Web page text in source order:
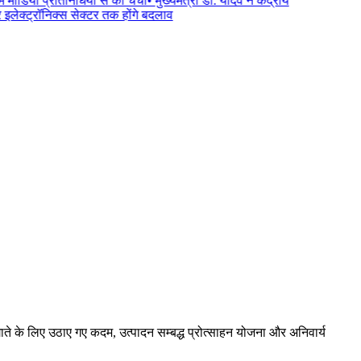
सेक्टर तक होंगे बदलाव
उठाए गए कदम, उत्पादन सम्बद्ध प्रोत्साहन योजना और अनिवार्य